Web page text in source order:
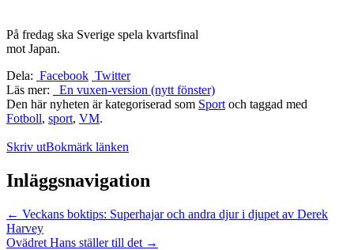
På fredag ska Sverige spela kvartsfinal
mot Japan.
Dela: Facebook Twitter
Läs mer:
En vuxen-version (nytt fönster)
Den här nyheten är kategoriserad som Sport och taggad med
Fotboll, sport, VM.
Skriv utBokmärk länken
Inläggsnavigation
← Veckans boktips: Superhajar och andra djur i djupet av Derek
Harvey
Ovädret Hans ställer till det →